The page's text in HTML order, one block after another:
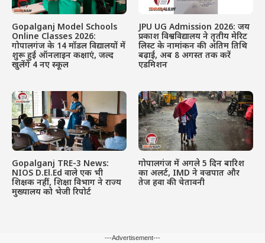
Gopalganj Model Schools
Online Classes 2026:
गोपालगंज के 14 मॉडल विद्यालयों में
शुरू हुई ऑनलाइन कक्षाएं, जल्द
खुलेंगे 4 नए स्कूल
JPU UG Admission 2026: जय
प्रकाश विश्वविद्यालय ने तृतीय मेरिट
लिस्ट के नामांकन की अंतिम तिथि
बढ़ाई, अब 8 अगस्त तक करें
एडमिशन
Gopalganj TRE-3 News:
NIOS D.El.Ed वाले एक भी
शिक्षक नहीं, शिक्षा विभाग ने राज्य
मुख्यालय को भेजी रिपोर्ट
गोपालगंज में अगले 5 दिन बारिश
का अलर्ट, IMD ने वज्रपात और
तेज हवा की चेतावनी
---Advertisement---